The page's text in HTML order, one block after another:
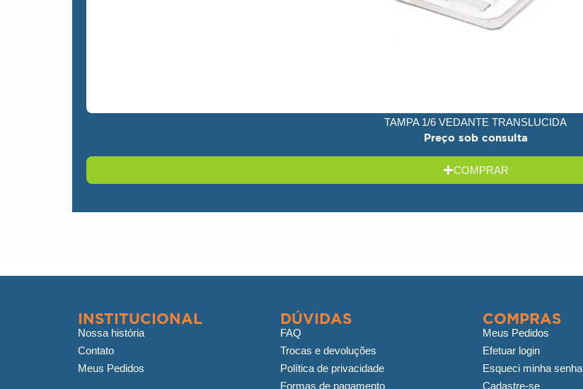
TAMPA 1/6 VEDANTE TRANSLUCIDA
Preço sob consulta
COMPRAR
INSTITUCIONAL
Nossa história
Contato
Meus Pedidos
DÚVIDAS
FAQ
Trocas e devoluções
Política de privacidade
Formas de pagamento
COMPRAS
Meus Pedidos
Efetuar login
Esqueci minha senha
Cadastre-se